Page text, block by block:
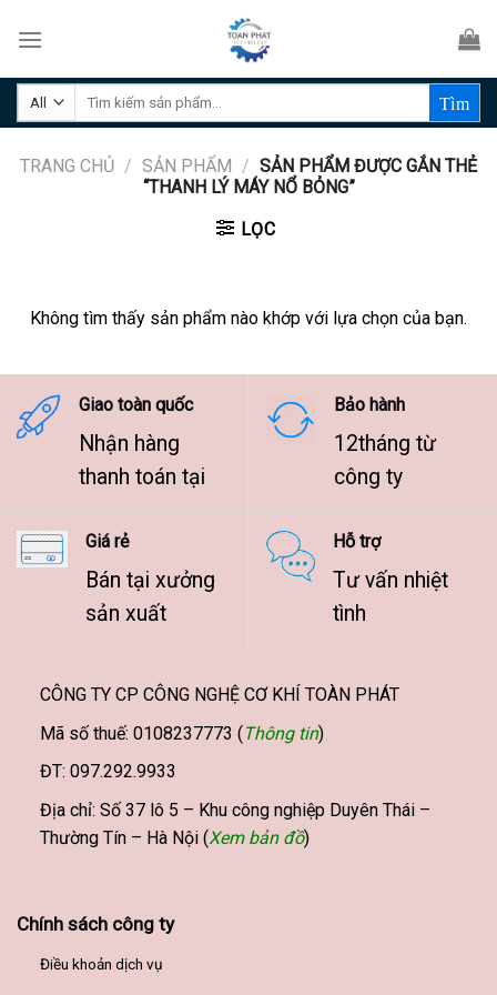
Tìm
TRANG CHỦ / SẢN PHẨM / SẢN PHẨM ĐƯỢC GẮN THẺ
“THANH LÝ MÁY NỔ BỎNG”
LỌC
Không tìm thấy sản phẩm nào khớp với lựa chọn của bạn.
Giao toàn quốc
Nhận hàng
thanh toán tại
Bảo hành
12tháng từ
công ty
Giá rẻ
Bán tại xưởng
sản xuất
Hỗ trợ
Tư vấn nhiệt
tình
CÔNG TY CP CÔNG NGHỆ CƠ KHÍ TOÀN PHÁT
Mã số thuế: 0108237773 (Thông tin)
ĐT: 097.292.9933
Địa chỉ: Số 37 lô 5 – Khu công nghiệp Duyên Thái –
Thường Tín – Hà Nội (Xem bản đồ)
Chính sách công ty
Điều khoản dịch vụ